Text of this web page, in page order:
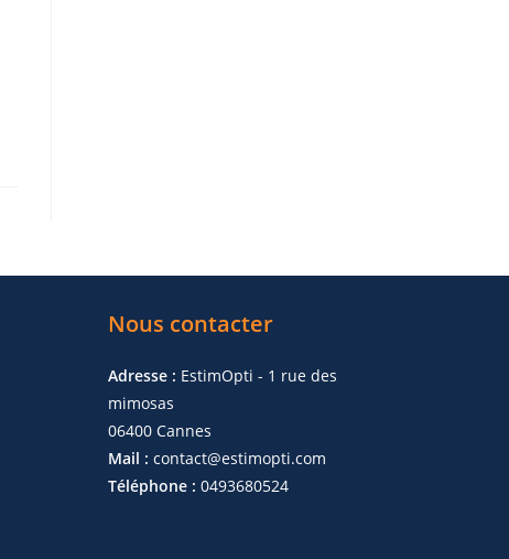
Nous contacter
Adresse : EstimOpti - 1 rue des
mimosas
06400 Cannes
Mail : contact@estimopti.com
Téléphone : 0493680524